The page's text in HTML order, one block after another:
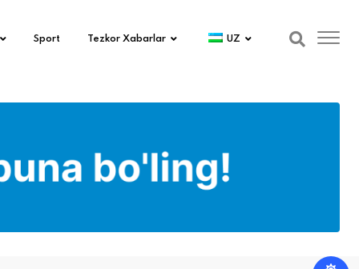
Sport Tezkor Xabarlar UZ